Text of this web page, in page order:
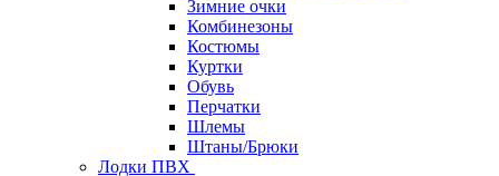
Зимние очки
Комбинезоны
Костюмы
Куртки
Обувь
Перчатки
Шлемы
Штаны/Брюки
Лодки ПВХ